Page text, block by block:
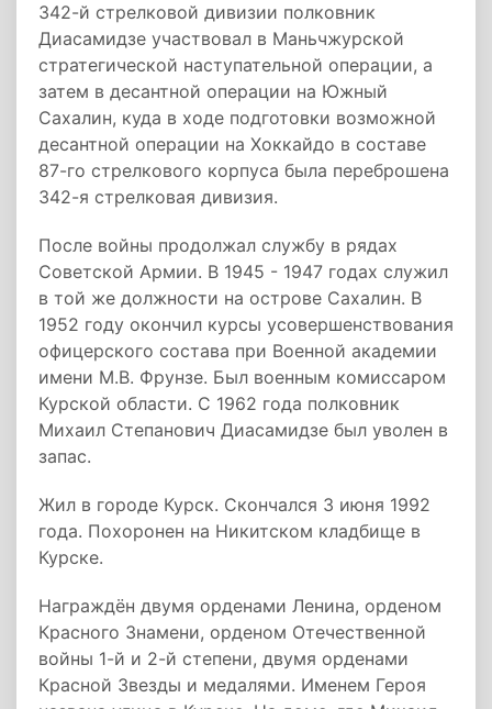
342-­й стрелковой дивизии полковник
Диасамидзе участвовал в Маньчжурской
стратегической наступательной операции, а
затем в десантной операции на Южный
Сахалин, куда в ходе подготовки возможной
десантной операции на Хоккайдо в составе
87-­го стрелкового корпуса была переброшена
342-я стрелковая дивизия.
После войны продолжал службу в рядах
Советской Армии. В 1945 - 1947 годах служил
в той же должности на острове Сахалин. В
1952 году окончил курсы усовершенствования
офицерского состава при Военной академии
имени М.В. Фрунзе. Был военным комиссаром
Курской области. C 1962 года полковник
Михаил Степанович Диасамидзе был уволен в
запас.
Жил в городе Курск. Скончался 3 июня 1992
года. Похоронен на Никитском кладбище в
Курске.
Награждён двумя орденами Ленина, орденом
Красного Знамени, орденом Отечественной
войны 1­-й и 2-­й степени, двумя орденами
Красной Звезды и медалями. Именем Героя